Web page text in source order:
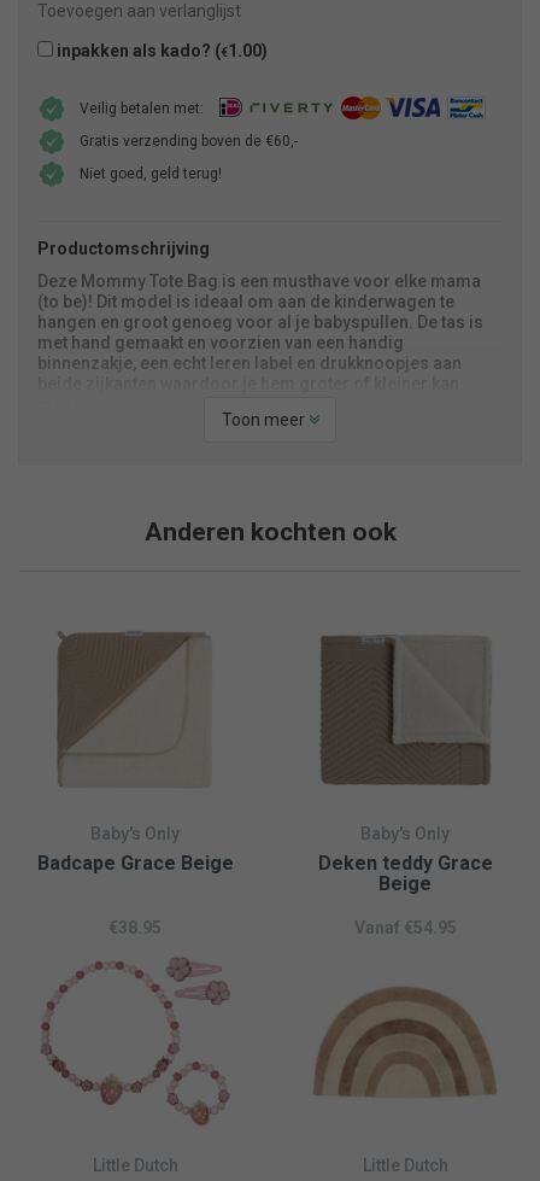
Toevoegen aan verlanglijst
inpakken als kado? (€1.00)
Veilig betalen met:
Gratis verzending boven de €60,-
Niet goed, geld terug!
Productomschrijving
Deze Mommy Tote Bag is een musthave voor elke mama
(to be)! Dit model is ideaal om aan de kinderwagen te
hangen en groot genoeg voor al je babyspullen. De tas is
met hand gemaakt en voorzien van een handig
binnenzakje, een echt leren label en drukknoopjes aan
● 67% Polyester / 20% Rayon / 10% Nylon / 3% Spandex
Toon meer
Anderen kochten ook
Baby's Only
Badcape Grace Beige
€38.95
Baby's Only
Deken teddy Grace
Beige
Vanaf €54.95
Little Dutch Little Dutch